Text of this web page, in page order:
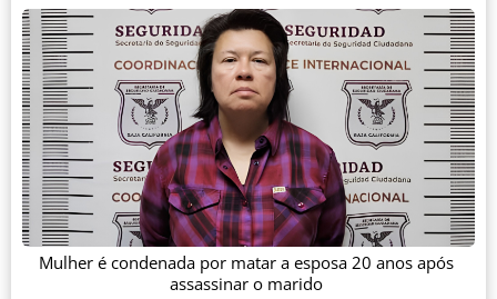
Mulher é condenada por matar a esposa 20 anos após
assassinar o marido